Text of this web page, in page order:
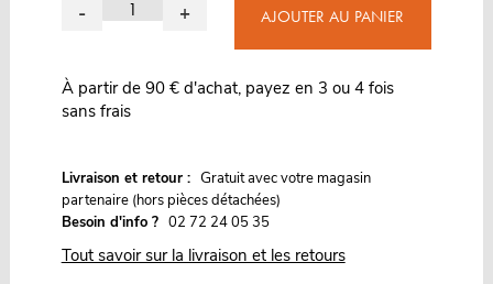
- + AJOUTER AU PANIER
À partir de 90 € d'achat, payez en 3 ou 4 fois
sans frais
Livraison et retour : Gratuit avec votre magasin
partenaire (hors pièces détachées)
Besoin d'info ? 02 72 24 05 35
Tout savoir sur la livraison et les retours